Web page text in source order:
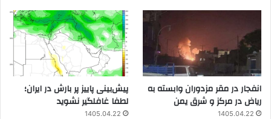
انفجار در مقر مزدوران وابسته به
ریاض در مرکز و شرق یمن
1405.04.22
پیش‌بینی پاییز پر بارش در ایران؛
لطفا غافلگیر نشوید
1405.04.22